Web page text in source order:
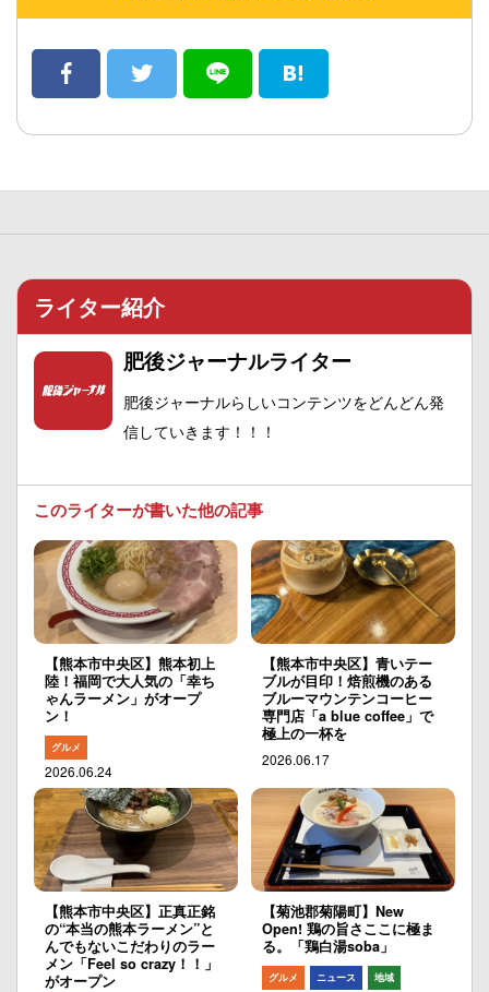
ライター紹介
肥後ジャーナルライター
肥後ジャーナルらしいコンテンツをどんどん発
信していきます！！！
このライターが書いた他の記事
【熊本市中央区】熊本初上
陸！福岡で大人気の「幸ち
ゃんラーメン」がオープ
ン！
グルメ
2026.06.24
【熊本市中央区】青いテー
ブルが目印！焙煎機のある
ブルーマウンテンコーヒー
専門店「a blue coffee」で
極上の一杯を
2026.06.17
【熊本市中央区】正真正銘
の“本当の熊本ラーメン”と
んでもないこだわりのラー
メン「Feel so crazy！！」
がオープン
【菊池郡菊陽町】New
Open! 鶏の旨さここに極ま
る。「鶏白湯soba」
グルメ ニュース 地域